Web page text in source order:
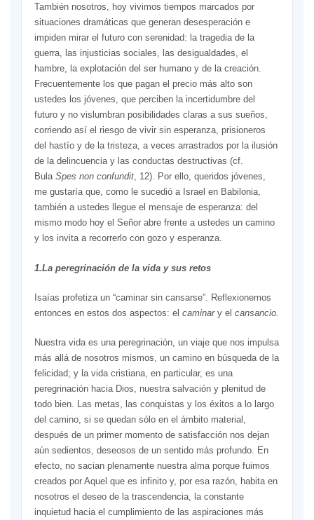
También nosotros, hoy vivimos tiempos marcados por
situaciones dramáticas que generan desesperación e
impiden mirar el futuro con serenidad: la tragedia de la
guerra, las injusticias sociales, las desigualdades, el
hambre, la explotación del ser humano y de la creación.
Frecuentemente los que pagan el precio más alto son
ustedes los jóvenes, que perciben la incertidumbre del
futuro y no vislumbran posibilidades claras a sus sueños,
corriendo así el riesgo de vivir sin esperanza, prisioneros
del hastío y de la tristeza, a veces arrastrados por la ilusión
de la delincuencia y las conductas destructivas (cf.
Bula Spes non confundit, 12). Por ello, queridos jóvenes,
me gustaría que, como le sucedió a Israel en Babilonia,
también a ustedes llegue el mensaje de esperanza: del
mismo modo hoy el Señor abre frente a ustedes un camino
y los invita a recorrerlo con gozo y esperanza.
1.La peregrinación de la vida y sus retos
Isaías profetiza un “caminar sin cansarse”. Reflexionemos
entonces en estos dos aspectos: el caminary el cansancio.
Nuestra vida es una peregrinación, un viaje que nos impulsa
más allá de nosotros mismos, un camino en búsqueda de la
felicidad; y la vida cristiana, en particular, es una
peregrinación hacia Dios, nuestra salvación y plenitud de
todo bien. Las metas, las conquistas y los éxitos a lo largo
del camino, si se quedan sólo en el ámbito material,
después de un primer momento de satisfacción nos dejan
aún sedientos, deseosos de un sentido más profundo. En
efecto, no sacian plenamente nuestra alma porque fuimos
creados por Aquel que es infinito y, por esa razón, habita en
nosotros el deseo de la trascendencia, la constante
inquietud hacia el cumplimiento de las aspiraciones más